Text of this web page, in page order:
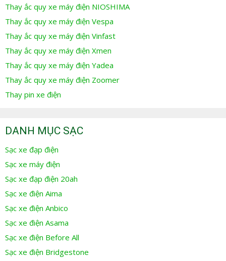
Thay ắc quy xe máy điện NIOSHIMA
Thay ắc quy xe máy điện Vespa
Thay ắc quy xe máy điện Vinfast
Thay ắc quy xe máy điện Xmen
Thay ắc quy xe máy điện Yadea
Thay ắc quy xe máy điện Zoomer
Thay pin xe điện
DANH MỤC SẠC
Sạc xe đạp điện
Sạc xe máy điện
Sạc xe đạp điện 20ah
Sạc xe điện Aima
Sạc xe điện Anbico
Sạc xe điện Asama
Sạc xe điện Before All
Sạc xe điện Bridgestone